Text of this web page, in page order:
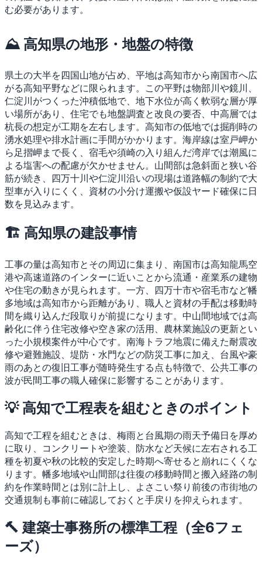
む必要があります。
⛰ 高知県の地形・地盤の特徴
県土の大半を四国山地が占め、平地は高知市から南国市へ広
がる高知平野などに限られます。この平野は物部川や鏡川、
仁淀川がつくった沖積低地で、地下水位が高く軟弱な層が厚
い場所があり、住宅でも地盤調査と改良の要否、中高層では
杭長の想定が工期を左右します。高知市の低地では掘削時の
湧水処理や排水計画に手間がかかります。海岸線は室戸岬か
ら足摺岬まで長く、宿毛や須崎の入り組んだ湾岸では潮風に
よる塩害への配慮が欠かせません。山間部は急斜面と狭い谷
筋が続き、四万十川や仁淀川沿いの現場は道路幅の制約で大
型車が入りにくく、資材の小分け運搬や仮設ヤード確保に日
数を見込みます。
🏗 高知県の建設事情
工事の量は高知市とその周辺に集まり、南国市は高知龍馬空
港や高速道路のインターに近いことから流通・産業系の建物
や住宅の動きが見られます。一方、四万十市や宿毛市など幡
多地域は高知市から距離があり、職人と資材の手配は移動時
間を織り込んだ段取りが前提になります。中山間地域では高
齢化に伴う住宅改修や空き家の活用、農林業施設の更新とい
った小規模案件が中心です。南海トラフ地震に備えた耐震改
修や避難施設、堤防・水門などの防災工事に加え、台風や豪
雨のあとの復旧工事が随時発生する点も特徴で、公共工事の
波が民間工事の職人確保に影響することがあります。
💡 高知で工程表を組むときのポイント
高知で工程を組むときは、梅雨と台風期の雨天予備日を厚め
に取り、コンクリートや塗装、防水など天候に左右される工
種を初夏や秋の比較的安定した時期へ寄せると崩れにくくな
ります。幡多地域や山間部は往復の移動時間と搬入経路の制
約を作業時間とは別に計上し、よさこい祭り前後の市街地の
交通規制も事前に確認しておくと手戻りを抑えられます。
🔨 建築士事務所の標準工程（全6フェ
ーズ）